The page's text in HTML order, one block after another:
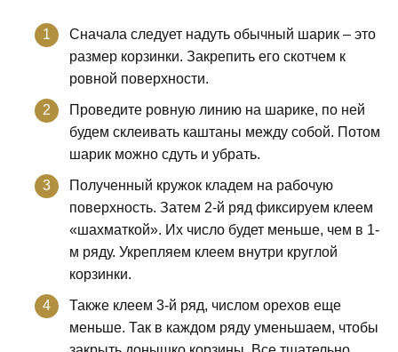
Сначала следует надуть обычный шарик – это
размер корзинки. Закрепить его скотчем к
ровной поверхности.
Проведите ровную линию на шарике, по ней
будем склеивать каштаны между собой. Потом
шарик можно сдуть и убрать.
Полученный кружок кладем на рабочую
поверхность. Затем 2-й ряд фиксируем клеем
«шахматкой». Их число будет меньше, чем в 1-
м ряду. Укрепляем клеем внутри круглой
корзинки.
Также клеем 3-й ряд, числом орехов еще
меньше. Так в каждом ряду уменьшаем, чтобы